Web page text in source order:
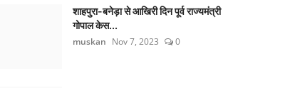
शाहपुरा-बनेड़ा से आखिरी दिन पूर्व राज्यमंत्री
गोपाल केस...
muskan Nov 7, 2023 0